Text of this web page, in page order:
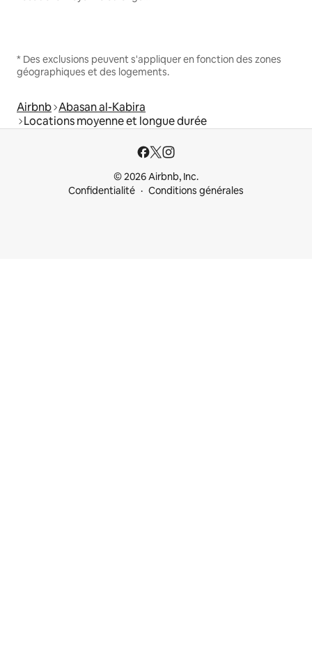
* Des exclusions peuvent s'appliquer en fonction des zones
géographiques et des logements.
Airbnb Abasan al-Kabira
Locations moyenne et longue durée
© 2026 Airbnb, Inc.
Confidentialité
Conditions générales